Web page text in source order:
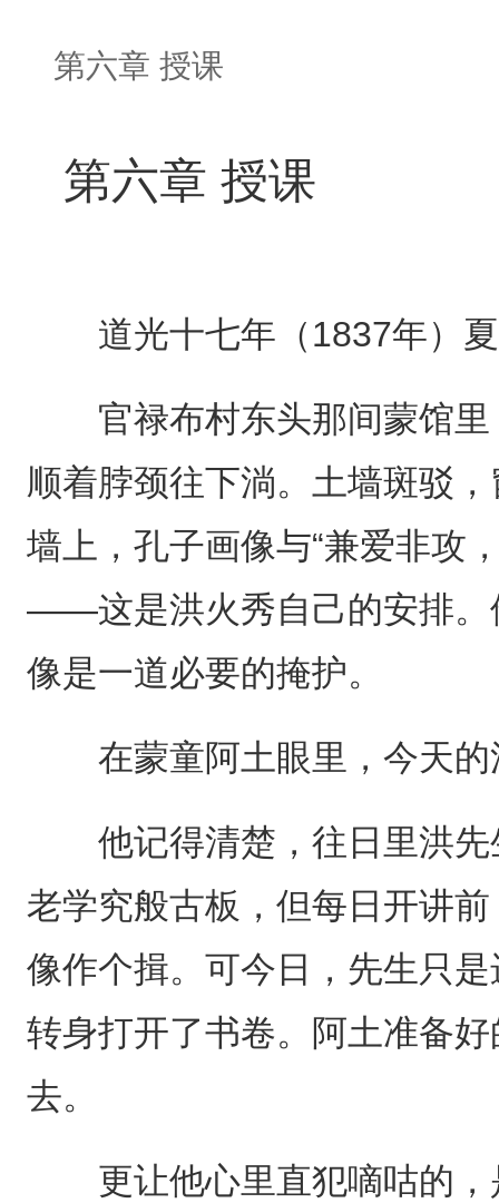
第六章 授课
第六章 授课
道光十七年（1837年）夏
官禄布村东头那间蒙馆里
顺着脖颈往下淌。土墙斑驳
墙上，孔子画像与“兼爱非攻
——这是洪火秀自己的安排。
像是一道必要的掩护。
在蒙童阿土眼里，今天的
他记得清楚，往日里洪先
老学究般古板，但每日开讲
像作个揖。可今日，先生只
转身打开了书卷。阿土准备
去。
更让他心里直犯嘀咕的，